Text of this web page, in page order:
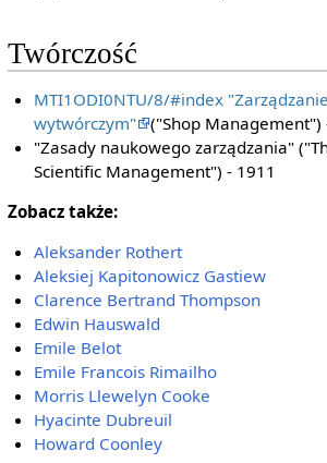
Twórczość
MTI1ODI0NTU/8/#index
wytwórczym"
("Shop Management")
"Zasady naukowego zarządzania"
Scientific Management") - 1911
Zobacz także:
Aleksander Rothert
Aleksiej Kapitonowicz Gastiew
Clarence Bertrand Thompson
Edwin Hauswald
Emile Belot
Emile Francois Rimailho
Morris Llewelyn Cooke
Hyacinte Dubreuil
Howard Coonley